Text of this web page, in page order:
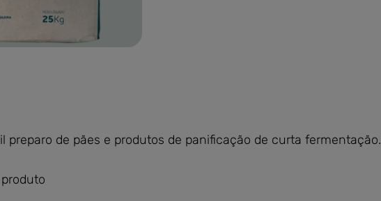
preparo de pães e produtos de panificação de curta fermentação.